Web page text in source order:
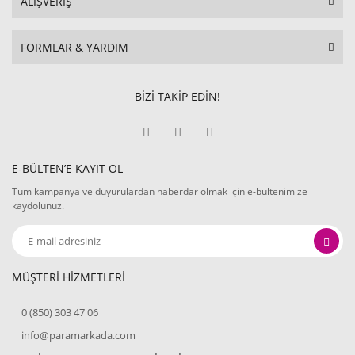
FORMLAR & YARDIM
BİZİ TAKİP EDİN!
E-BÜLTEN’E KAYIT OL
Tüm kampanya ve duyurulardan haberdar olmak için e-bültenimize
kaydolunuz.
MÜŞTERİ HİZMETLERİ
0 (850) 303 47 06
info@paramarkada.com